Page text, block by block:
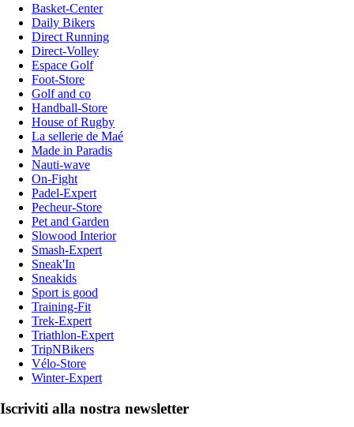
Basket-Center
Daily Bikers
Direct Running
Direct-Volley
Espace Golf
Foot-Store
Golf and co
Handball-Store
House of Rugby
La sellerie de Maé
Made in Paradis
Nauti-wave
On-Fight
Padel-Expert
Pecheur-Store
Pet and Garden
Slowood Interior
Smash-Expert
Sneak'In
Sneakids
Sport is good
Training-Fit
Trek-Expert
Triathlon-Expert
TripNBikers
Vélo-Store
Winter-Expert
Iscriviti alla nostra newsletter